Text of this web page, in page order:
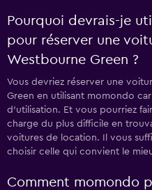
Pourquoi devrais-je
pour réserver une
Westbourne Green ?
Vous devriez réserver une
Green en utilisant momondo
d'utilisation. Et vous pourriez
charge du plus difficile en
voitures de location. Il vous
choisir celle qui convient le
Comment momondo